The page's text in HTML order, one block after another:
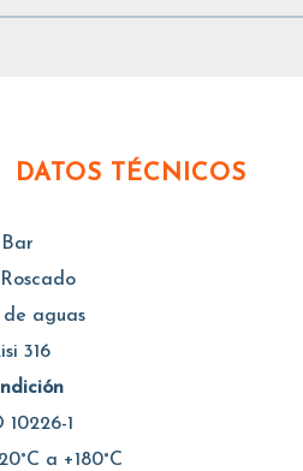
DATOS TÉCNICOS
Roscado
aguas
316
10226-1
a +180°C